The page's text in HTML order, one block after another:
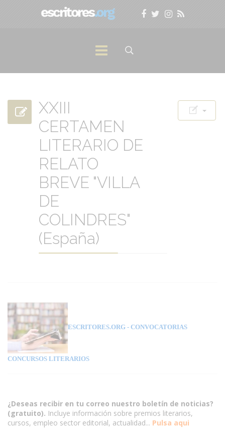
XXIII
CERTAMEN
LITERARIO DE
RELATO
BREVE "VILLA
DE
COLINDRES"
(España)
ESCRITORES.ORG - CONVOCATORIAS
CONCURSOS LITERARIOS
¿Deseas recibir en tu correo nuestro boletín de noticias?
(gratuito). Incluye información sobre premios literarios,
cursos, empleo sector editorial, actualidad... Pulsa aqui